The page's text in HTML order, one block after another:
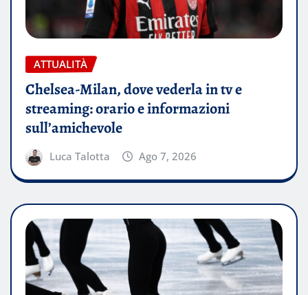
ATTUALITÀ
Chelsea-Milan, dove vederla in tv e
streaming: orario e informazioni
sull’amichevole
Luca Talotta Ago 7, 2026